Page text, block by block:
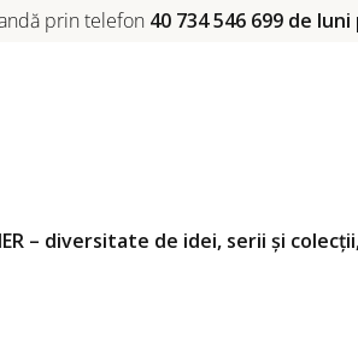
prin telefon 40 734 546 699 de